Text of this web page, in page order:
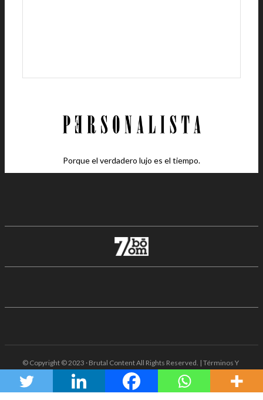
Porque el verdadero lujo es el tiempo.
© Copyright © 2023 · Brutal Content All Rights Reserved. | Términos Y
Condiciones · Aviso De Privacidad